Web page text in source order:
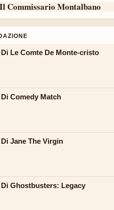
Commissario Montalbano
Le Comte De Monte-cristo
Comedy Match
Jane The Virgin
Ghostbusters: Legacy